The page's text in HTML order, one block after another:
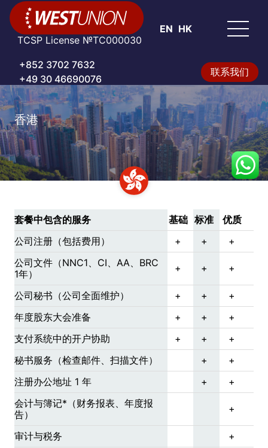
TCSP License №TC000030
+852 3702 7632
+49 30 46690076
联系我们
EN HK
香港
套餐中包含的服务 基础 标准
优质
公司注册（包括费用）
+ +
+
公司文件（NNC1、CI、AA、BRC
1年）
+ + +
公司秘书（公司全面维护） + +
+
年度股东大会准备
+ +
+
支付系统中的开户协助
+ +
+
秘书服务（检查邮件、扫描文件）
+
+
注册办公地址 1 年
+
+
会计与簿记*（财务报表、年度报
告）
+
审计与税务 +